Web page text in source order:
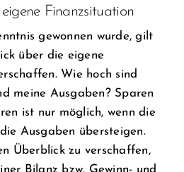
Finanzsituation
gewonnen wurde, gilt
über die eigene
Wie hoch sind
meine Ausgaben? Sparen
ist nur möglich, wenn die
Ausgaben übersteigen.
Überblick zu verschaffen,
Bilanz bzw. Gewinn- und